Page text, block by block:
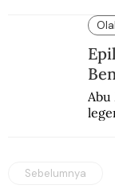
Sebelumnya